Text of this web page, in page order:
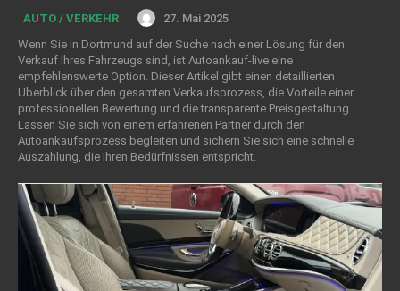
AUTO / VERKEHR
27. Mai 2025
Wenn Sie in Dortmund auf der Suche nach einer Lösung für den
Verkauf Ihres Fahrzeugs sind, ist Autoankauf-live eine
empfehlenswerte Option. Dieser Artikel gibt einen detaillierten
Überblick über den gesamten Verkaufsprozess, die Vorteile einer
professionellen Bewertung und die transparente Preisgestaltung.
Lassen Sie sich von einem erfahrenen Partner durch den
Autoankaufsprozess begleiten und sichern Sie sich eine schnelle
Auszahlung, die Ihren Bedürfnissen entspricht.